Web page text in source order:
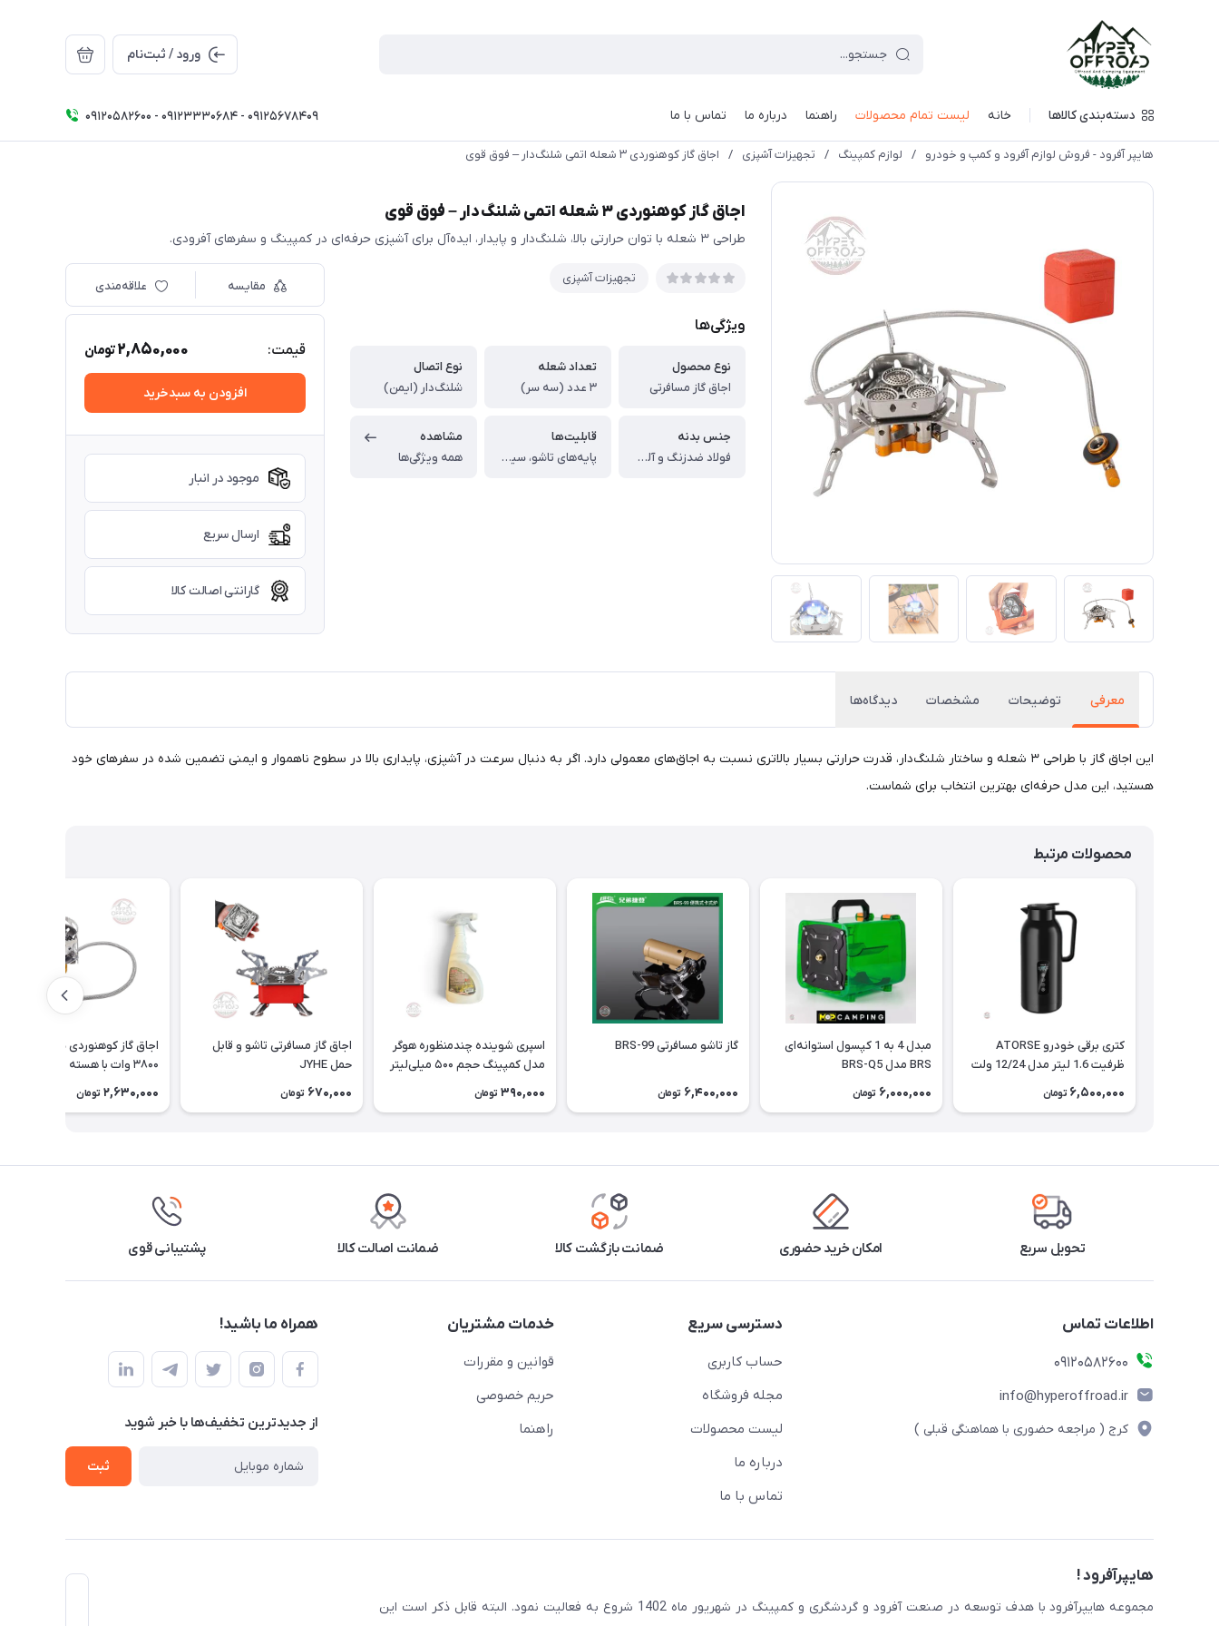
ورود / ثبت‌نام
دسته‌بندی کالاها خانه لیست تمام محصولات راهنما درباره ما تماس با ما 09120582600 - 09123330684 - 09125678409
هایپر آفرود - فروش لوازم آفرود و کمپ و خودرو / لوازم کمپینگ / تجهیزات آشپزی / اجاق گاز کوهنوردی ۳ شعله اتمی شلنگ‌دار – فوق قوی
اجاق گاز کوهنوردی ۳ شعله اتمی شلنگ‌دار – فوق قوی
طراحی ۳ شعله با توان حرارتی بالا، شلنگ‌دار و پایدار، ایده‌آل برای آشپزی حرفه‌ای در کمپینگ و سفرهای آفرودی.
تجهیزات آشپزی
ویژگی‌ها
نوع محصول
اجاق گاز مسافرتی
تعداد شعله
۳ عدد (سه سر)
نوع اتصال
شلنگ‌دار (ایمن)
جنس بدنه
فولاد ضدزنگ و آلیاژ مقاوم
قابلیت‌ها
پایه‌های تاشو، سیستم توزیع یکنواخت حرارت
مشاهده
همه ویژگی‌ها
مقایسه علاقه‌مندی
قیمت: 2,850,000تومان
افزودن به سبدخرید
موجود در انبار
ارسال سریع
گارانتی اصالت کالا
معرفی توضیحات مشخصات دیدگاه‌ها
این اجاق گاز با طراحی ۳ شعله و ساختار شلنگ‌دار، قدرت حرارتی بسیار بالاتری نسبت به اجاق‌های معمولی دارد. اگر به دنبال سرعت در آشپزی، پایداری بالا در سطوح ناهموار و ایمنی تضمین شده در سفرهای خود
هستید، این مدل حرفه‌ای بهترین انتخاب برای شماست.
محصولات مرتبط
کتری برقی خودرو ATORSE
ظرفیت 1.6 لیتر مدل 12/24 ولت
6,500,000 تومان
مبدل 4 به 1 کپسول استوانه‌ای
BRS مدل BRS-Q5
6,000,000 تومان
گاز تاشو مسافرتی BRS-99
6,400,000 تومان
اسپری شوینده چندمنظوره هوگر
مدل کمپینگ حجم ۵۰۰ میلی‌لیتر
390,000 تومان
اجاق گاز مسافرتی تاشو و قابل
حمل JYHE
670,000 تومان
اجاق گاز کوهنوردی سفری ضدباد
۳۸۰۰ وات با هسته مسی
2,630,000 تومان
تحویل سریع امکان خرید حضوری ضمانت بازگشت کالا ضمانت اصالت کالا پشتیبانی قوی
اطلاعات تماس
09120582600
info@hyperoffroad.ir
کرج ( مراجعه حضوری با هماهنگی قبلی )
دسترسی سریع
حساب کاربری
مجله فروشگاه
لیست محصولات
درباره ما
تماس با ما
خدمات مشتریان
قوانین و مقررات
حریم خصوصی
راهنما
همراه ما باشید!
از جدید‌ترین تخفیف‌ها با‌ خبر شوید
ثبت
هایپرآفرود !
مجموعه هایپرآفرود با هدف توسعه در صنعت آفرود و گردشگری و کمپینگ در شهریور ماه 1402 شروع به فعالیت نمود. البته قابل ذکر است این